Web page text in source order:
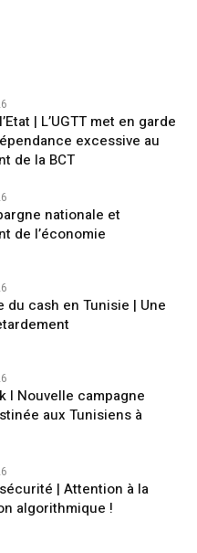
| L’UGTT met en garde
excessive au
de la BCT
nationale et
de l’économie
du cash en Tunisie | Une
l Nouvelle campagne
aux Tunisiens à
| Attention à la
algorithmique !